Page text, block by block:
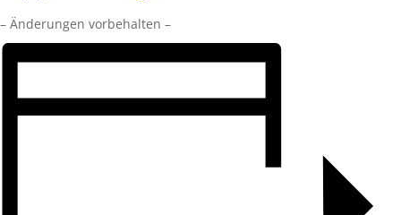
– Änderungen vorbehalten –